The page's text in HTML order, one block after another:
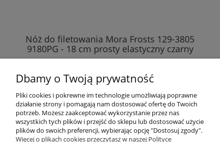
Nóż do filetowania Mora Frosts 129-3805
9180PG - 18 cm prosty elastyczny czarny
78,93 zł
do koszyka
Pomoc
Dbamy o Twoją prywatność
Pliki cookies i pokrewne im technologie umożliwiają poprawne
działanie strony i pomagają nam dostosować ofertę do Twoich
potrzeb. Możesz zaakceptować wykorzystanie przez nas
wszystkich tych plików i przejść do sklepu lub dostosować użycie
plików do swoich preferencji, wybierając opcję "Dostosuj zgody".
Więcej o plikach cookies przeczytasz w naszej Polityce